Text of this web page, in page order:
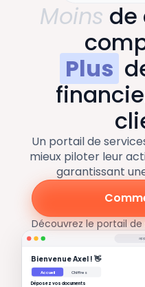
Moins de
Plus
Un portail de
mieux piloter leur
garantissant
Découvrez le portail
Bienvenue Axel ! 👋
Accueil Chiffres
Déposez vos documents